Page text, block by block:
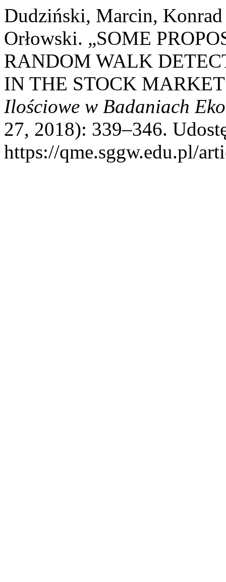
Dudziński, Marcin,
Orłowski. „SOME
RANDOM WALK
IN THE STOCK
Ilościowe w Badaniach
27, 2018): 339–346.
https://qme.sggw.edu.pl/